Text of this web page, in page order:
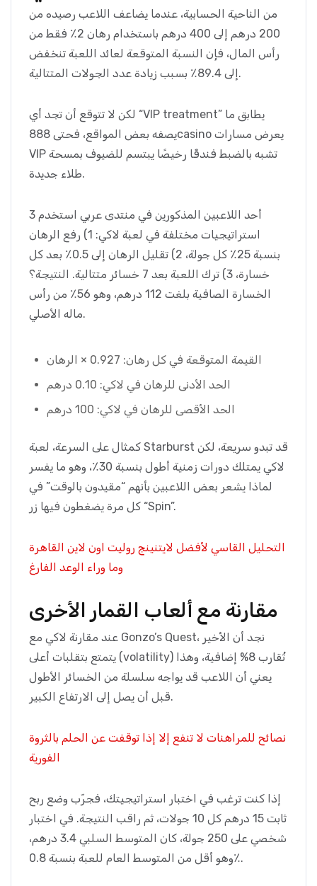
من الناحية الحسابية، عندما يضاعف اللاعب رصيده من
200 درهم إلى 400 درهم باستخدام رهان 2٪ فقط من
رأس المال، فإن النسبة المتوقعة لعائد اللعبة تنخفض
إلى 89.4٪ بسبب زيادة عدد الجولات المتتالية.
لكن لا تتوقع أن تجد أي “VIP treatment” يطابق ما
يصفه بعض المواقع، فحتى 888casino يعرض مسارات
VIP تشبه بالضبط فندقًا رخيصًا يبتسم للضيوف بمسحة
طلاء جديدة.
أحد اللاعبين المذكورين في منتدى عربي استخدم 3
استراتيجيات مختلفة في لعبة لاكي: 1) رفع الرهان
بنسبة 25٪ كل جولة، 2) تقليل الرهان إلى 0.5٪ بعد كل
خسارة، 3) ترك اللعبة بعد 7 خسائر متتالية. النتيجة؟
الخسارة الصافية بلغت 112 درهم، وهو 56٪ من رأس
ماله الأصلي.
القيمة المتوقعة في كل رهان: 0.927 × الرهان
الحد الأدنى للرهان في لاكي: 0.10 درهم
الحد الأقصى للرهان في لاكي: 100 درهم
كمثال على السرعة، لعبة Starburst قد تبدو سريعة، لكن
لاكي يمتلك دورات زمنية أطول بنسبة 30٪، وهو ما يفسر
لماذا يشعر بعض اللاعبين بأنهم “مقيدون بالوقت” في
كل مرة يضغطون فيها زر “Spin”.
التحليل القاسي لأفضل لايتنينج روليت اون لاين القاهرة
وما وراء الوعد الفارغ
مقارنة مع ألعاب القمار الأخرى
عند مقارنة لاكي مع Gonzo’s Quest، نجد أن الأخير
يتمتع بتقلبات أعلى (volatility) تُقارب 8% إضافية، وهذا
يعني أن اللاعب قد يواجه سلسلة من الخسائر الأطول
قبل أن يصل إلى الارتفاع الكبير.
نصائح للمراهنات لا تنفع إلا إذا توقفت عن الحلم بالثروة
الفورية
إذا كنت ترغب في اختبار استراتيجيتك، فجرّب وضع ربح
ثابت 15 درهم كل 10 جولات، ثم راقب النتيجة. في اختبار
شخصي على 250 جولة، كان المتوسط السلبي 3.4 درهم،
وهو أقل من المتوسط العام للعبة بنسبة 0.8٪.